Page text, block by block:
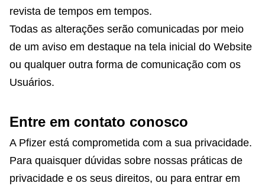
revista de tempos em tempos.
Todas as alterações serão comunicadas por meio
de um aviso em destaque na tela inicial do Website
ou qualquer outra forma de comunicação com os
Usuários.
Entre em contato conosco
A Pfizer está comprometida com a sua privacidade.
Para quaisquer dúvidas sobre nossas práticas de
privacidade e os seus direitos, ou para entrar em